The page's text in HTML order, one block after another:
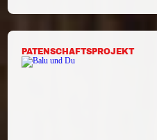
PATENSCHAFTSPROJEKT